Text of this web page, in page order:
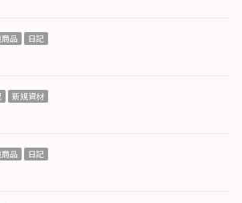
商品 日記
新規資材
商品 日記